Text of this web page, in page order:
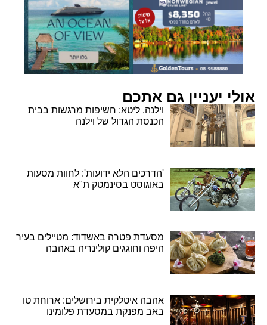
אולי יעניין גם אתכם
וילנה, ליטא: חשיפות מרגשות בבית
הכנסת הגדול של וילנה
'הדרכים הלא ידועות': לחוות מסעות
באוגוסט בסינמטק ת"א
מסעדת פטרה באשדוד: מטיילים בעיר
היפה וחוגגים קולינריה באהבה
אהבה איטלקית בירושלים: ארוחת טו
באב מפנקת במסעדת פלומינו